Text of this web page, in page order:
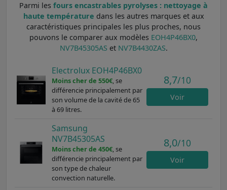
Parmi les fours encastrables pyrolyses : nettoyage à
haute température dans les autres marques et aux
caractéristiques principales les plus proches, nous
pouvons le comparer aux modèles EOH4P46BX0,
NV7B45305AS et NV7B4430ZAS.
Electrolux EOH4P46BX0
Moins cher de 550€, se
différencie principalement par
son volume de la cavité de 65
à 69 litres.
8,7/10
Voir
Samsung
NV7B45305AS
Moins cher de 450€, se
différencie principalement par
son type de chaleur
convection naturelle.
8,0/10
Voir